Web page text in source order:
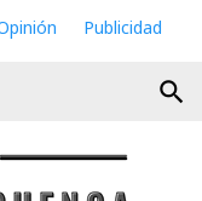
Publicidad
search